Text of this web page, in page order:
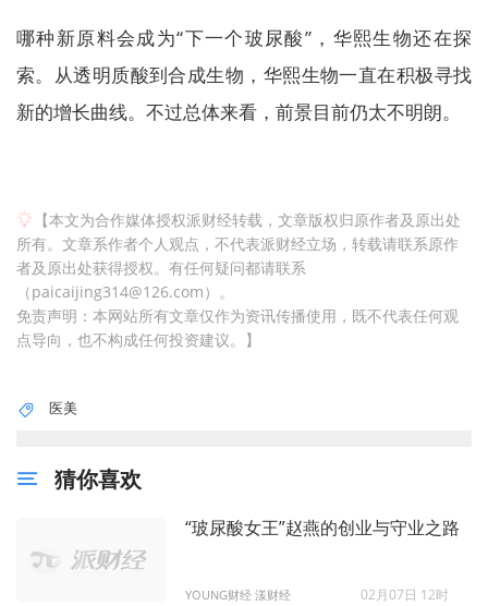
哪种新原料会成为“下一个玻尿酸”，华熙生物还在探
索。从透明质酸到合成生物，华熙生物一直在积极寻找
新的增长曲线。不过总体来看，前景目前仍太不明朗。
【本文为合作媒体授权派财经转载，文章版权归原作者及原出处
所有。文章系作者个人观点，不代表派财经立场，转载请联系原作
者及原出处获得授权。有任何疑问都请联系
（paicaijing314@126.com）。
免责声明：本网站所有文章仅作为资讯传播使用，既不代表任何观
点导向，也不构成任何投资建议。】
医美
猜你喜欢
“玻尿酸女王”赵燕的创业与守业之路
YOUNG财经 漾财经 02月07日 12时